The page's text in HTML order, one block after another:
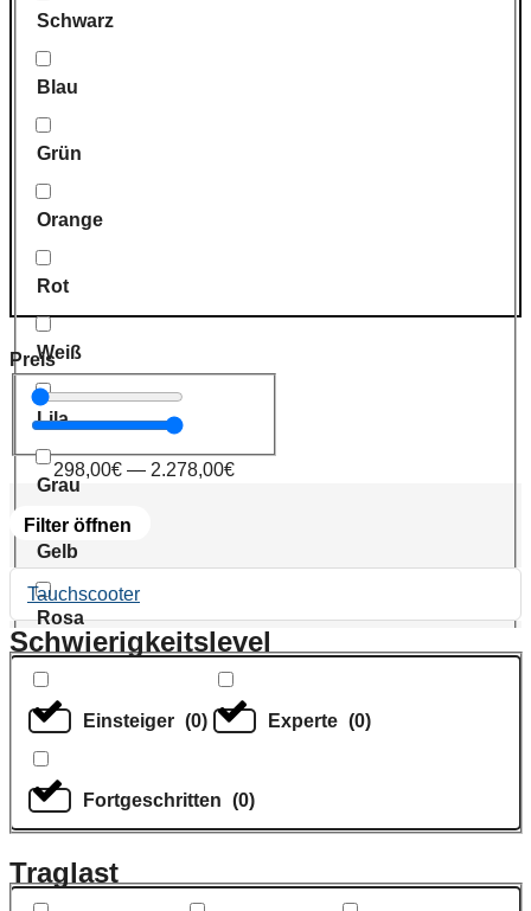
Schwarz
Blau
Grün
Orange
Rot
Weiß
Lila
Grau
Gelb
Rosa
Preis
298,00€ — 2.278,00€
Filter öffnen
Tauchscooter
Schwierigkeitslevel
Einsteiger (0) Experte (0)
Fortgeschritten (0)
Traglast